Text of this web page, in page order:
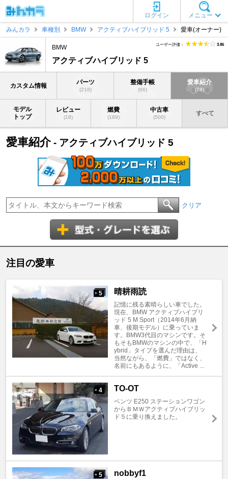
メニュー
ログイン
みんカラ
車種別 BMW アクティブハイブリッド 5 愛車(オーナー)
BMW
アクティブハイブリッド 5
ユーザー評価： 3.86
カスタム情報 パーツ
(218)
整備手帳
(66)
愛車紹介
(78)
モデル
トップ
レビュー
(18)
燃費
(189)
中古車
(500)
すべて
愛車紹介- アクティブハイブリッド 5
クリア
注目の愛車
+ 5 晴耕雨読
記憶に残る素晴らしい車でした。
現在、BMW アクティブハイブリ
ッド 5 M Sport（2014年6月納
車、後期モデル）に乗っていま
す。BMW3代目のマシンです。そ
もそもBMWのマシンの中で、「H
ybrid」タイプを選んだ理由は、
当然ながら、「燃費」ではなく、
名前にもあるように、「Active ...
+ 4 TO-OT
ベンツ E250 ステーションワゴン
からＢＭＷアクティブハイブリッ
ド５に乗り換えました。
+ 5 nobbyf1